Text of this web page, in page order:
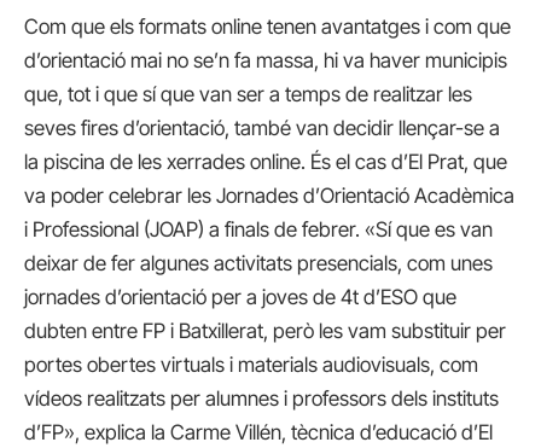
Com que els formats online tenen avantatges i com que
d’orientació mai no se’n fa massa, hi va haver municipis
que, tot i que sí que van ser a temps de realitzar les
seves fires d’orientació, també van decidir llençar-se a
la piscina de les xerrades online. És el cas d’El Prat, que
va poder celebrar les Jornades d’Orientació Acadèmica
i Professional (JOAP) a finals de febrer. «Sí que es van
deixar de fer algunes activitats presencials, com unes
jornades d’orientació per a joves de 4t d’ESO que
dubten entre FP i Batxillerat, però les vam substituir per
portes obertes virtuals i materials audiovisuals, com
vídeos realitzats per alumnes i professors dels instituts
d’FP», explica la Carme Villén, tècnica d’educació d’El